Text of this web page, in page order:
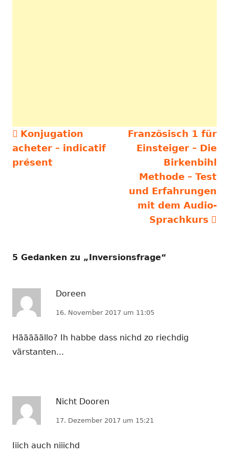
Beitragsnavigation
Vorheriger
Beitrag:
Konjugation
acheter – indicatif
présent
Nächster
Beitrag
Französisch 1 für
Einsteiger – Die
Birkenbihl
Methode – Test
und Erfahrungen
mit dem Audio-
Sprachkurs
5 Gedanken zu „Inversionsfrage“
Doreen
16. November 2017 um 11:05
Hääääällo? Ih habbe dass nichd zo riechdig
värstanten...
Nicht Dooren
17. Dezember 2017 um 15:21
Iiich auch niiichd